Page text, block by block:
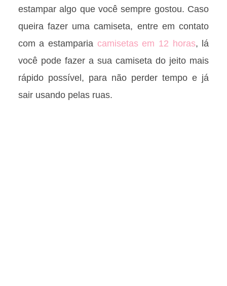
estampar algo que você sempre gostou. Caso
queira fazer uma camiseta, entre em contato
com a estamparia camisetas em 12 horas, lá
você pode fazer a sua camiseta do jeito mais
rápido possível, para não perder tempo e já
sair usando pelas ruas.